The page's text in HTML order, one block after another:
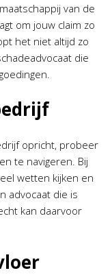
van de
om jouw claim zo
het niet altijd zo
die
opricht, probeer
te navigeren. Bij
wetten kijken en
advocaat die is
kan daarvoor